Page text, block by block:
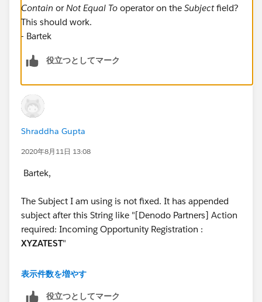
Contain orNot Equal To operator on the Subjectfield?
This should work.
- Bartek
役立つとしてマーク
Shraddha Gupta
2020年8月11日 13:08
Bartek,
The Subject I am using is not fixed. It has appended
subject after this String like "[Denodo Partners] Action
required: Incoming Opportunity Registration :
XYZATEST"
Let me know what I need to implement here?
Thanks!
表示件数を増やす
役立つとしてマーク